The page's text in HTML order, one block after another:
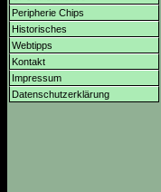
Peripherie Chips
Historisches
Webtipps
Kontakt
Impressum
Datenschutzerklärung